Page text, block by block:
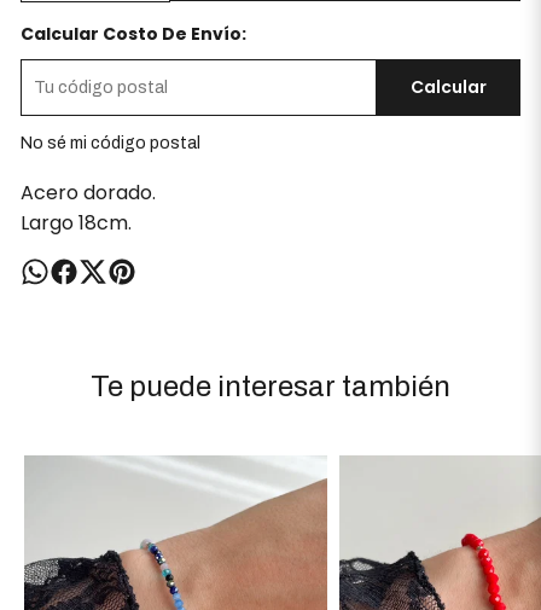
Calcular Costo De Envío:
Calcular
No sé mi código postal
Acero dorado.
Largo 18cm.
Te puede interesar también